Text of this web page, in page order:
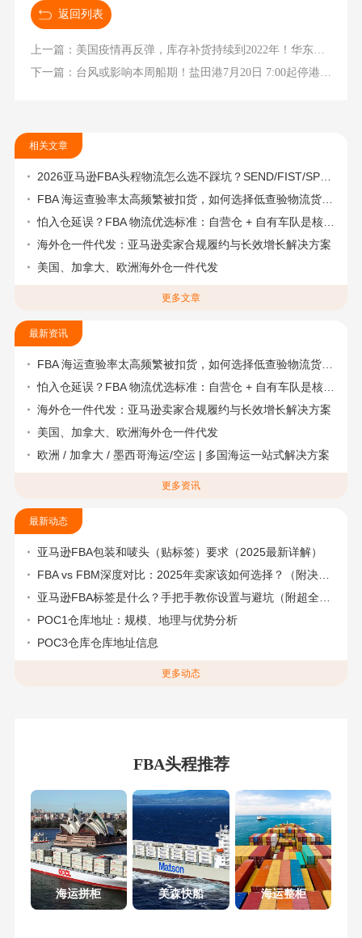
返回列表
上一篇：美国疫情再反弹，库存补货持续到2022年！华东各码头恢复进提箱作业
相关文章
2026亚马逊FBA头程物流怎么选不踩坑？SEND/FIST/SPN官方认证物流商，只有这家敢承诺“准达率第一”
FBA 海运查验率太高频繁被扣货，如何选择低查验物流货代？
怕入仓延误？FBA 物流优选标准：自营仓 + 自有车队是核心硬指标
海外仓一件代发：亚马逊卖家合规履约与长效增长解决方案
美国、加拿大、欧洲海外仓一件代发
更多文章
最新资讯
FBA 海运查验率太高频繁被扣货，如何选择低查验物流货代？
怕入仓延误？FBA 物流优选标准：自营仓 + 自有车队是核心硬指标
海外仓一件代发：亚马逊卖家合规履约与长效增长解决方案
美国、加拿大、欧洲海外仓一件代发
欧洲 / 加拿大 / 墨西哥海运/空运 | 多国海运一站式解决方案
更多资讯
最新动态
亚马逊FBA包装和唛头（贴标签）要求（2025最新详解）
FBA vs FBM深度对比：2025年卖家该如何选择？（附决策流程图）
亚马逊FBA标签是什么？手把手教你设置与避坑（附超全指南）
POC1仓库地址：规模、地理与优势分析
POC3仓库仓库地址信息
更多动态
FBA头程推荐
海运拼柜 美森快船 海运整柜